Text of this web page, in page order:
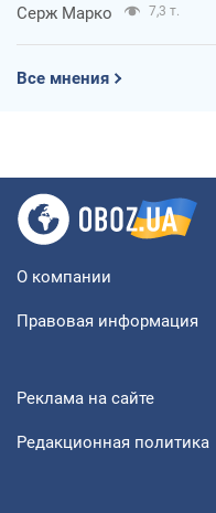
Серж Марко 7,3 т.
Все мнения
О компании
Правовая информация
Реклама на сайте
Редакционная политика